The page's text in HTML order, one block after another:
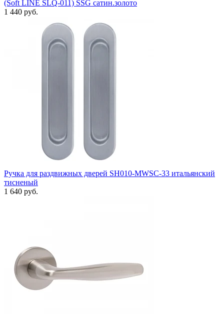
(Soft LINE SLQ-011) SSG сатин.золото
1 440 руб.
Ручка для раздвижных дверей SH010-MWSC-33 итальянский
тисненый
1 640 руб.